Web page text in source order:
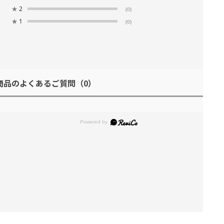
★ 2 (0)
★ 1 (0)
品のよくあるご質問 （0）